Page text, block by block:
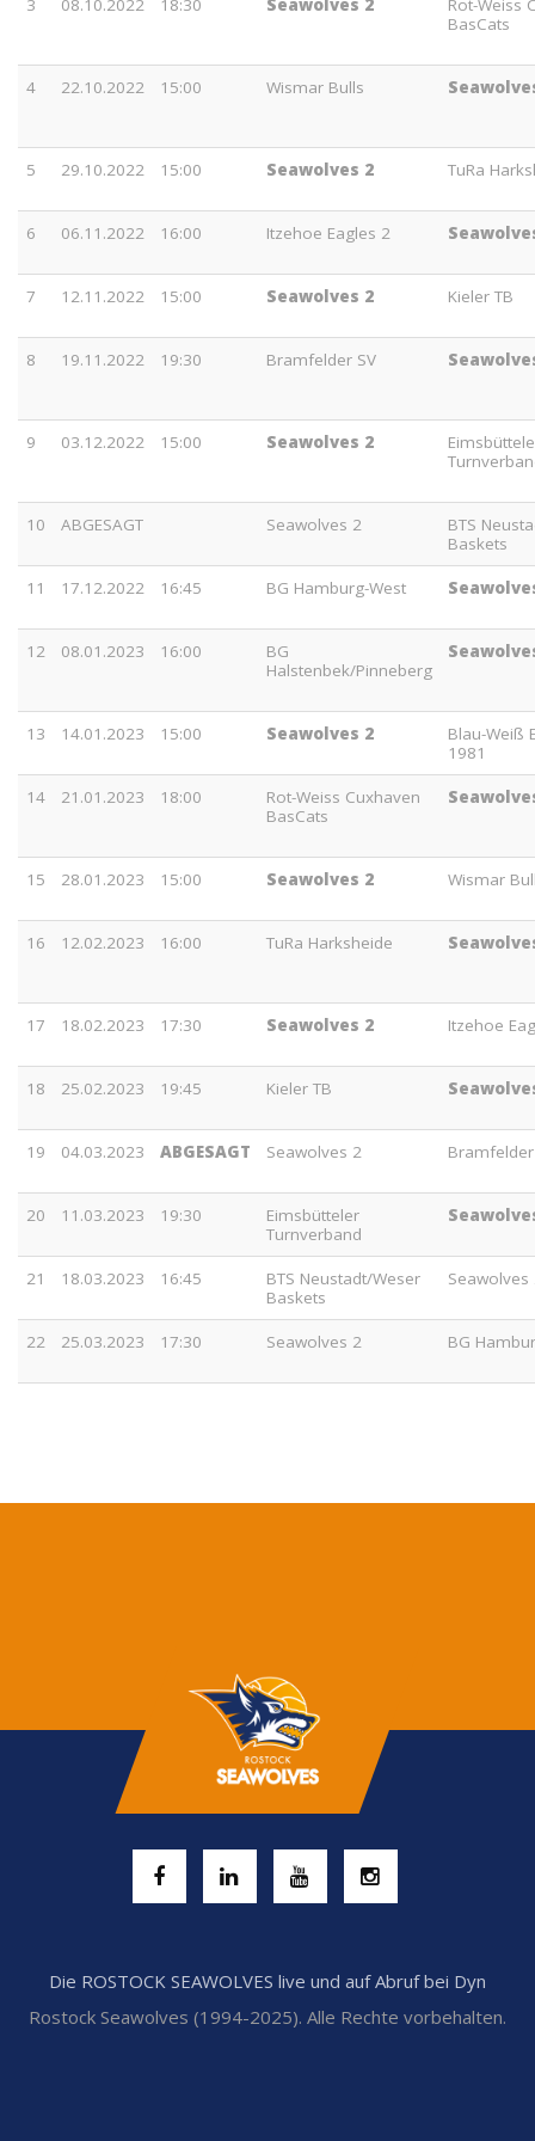
3 08.10.2022 18:30 Seawolves 2
Rot-Weiss
BasCats
4 22.10.2022 15:00 Wismar Bulls
5 29.10.2022 15:00 Seawolves 2 TuRa
6 06.11.2022 16:00 Itzehoe Eagles 2
7 12.11.2022 15:00 Seawolves 2 Kieler TB
8 19.11.2022 19:30 Bramfelder SV
9 03.12.2022 15:00 Seawolves 2
10 ABGESAGT Seawolves 2
BTS
Baskets
11 17.12.2022 16:45 BG Hamburg-West
12 08.01.2023 16:00
BG
Halstenbek/Pinneberg
13 14.01.2023 15:00 Seawolves 2
Blau-Weiß
1981
14 21.01.2023 18:00
Rot-Weiss Cuxhaven
BasCats
15 28.01.2023 15:00 Seawolves 2 Wismar
16 12.02.2023 16:00 TuRa Harksheide
17 18.02.2023 17:30 Seawolves 2 Itzehoe
18 25.02.2023 19:45 Kieler TB
19 04.03.2023 ABGESAGT Seawolves 2 Bramfelder
20 11.03.2023 19:30
Eimsbütteler
Turnverband
21 18.03.2023 16:45
BTS Neustadt/Weser
Baskets
Seawolves
22 25.03.2023 17:30 Seawolves 2 BG
Die ROSTOCK SEAWOLVES live und auf Abruf bei Dyn
Rostock Seawolves (1994-2025). Alle Rechte vorbehalten.